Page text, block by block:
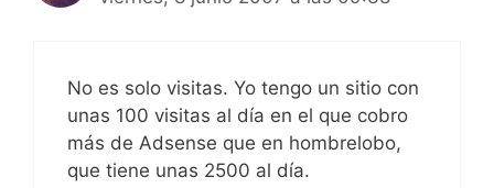
No es solo visitas. Yo tengo un sitio con
unas 100 visitas al día en el que cobro
más de Adsense que en hombrelobo,
que tiene unas 2500 al día.